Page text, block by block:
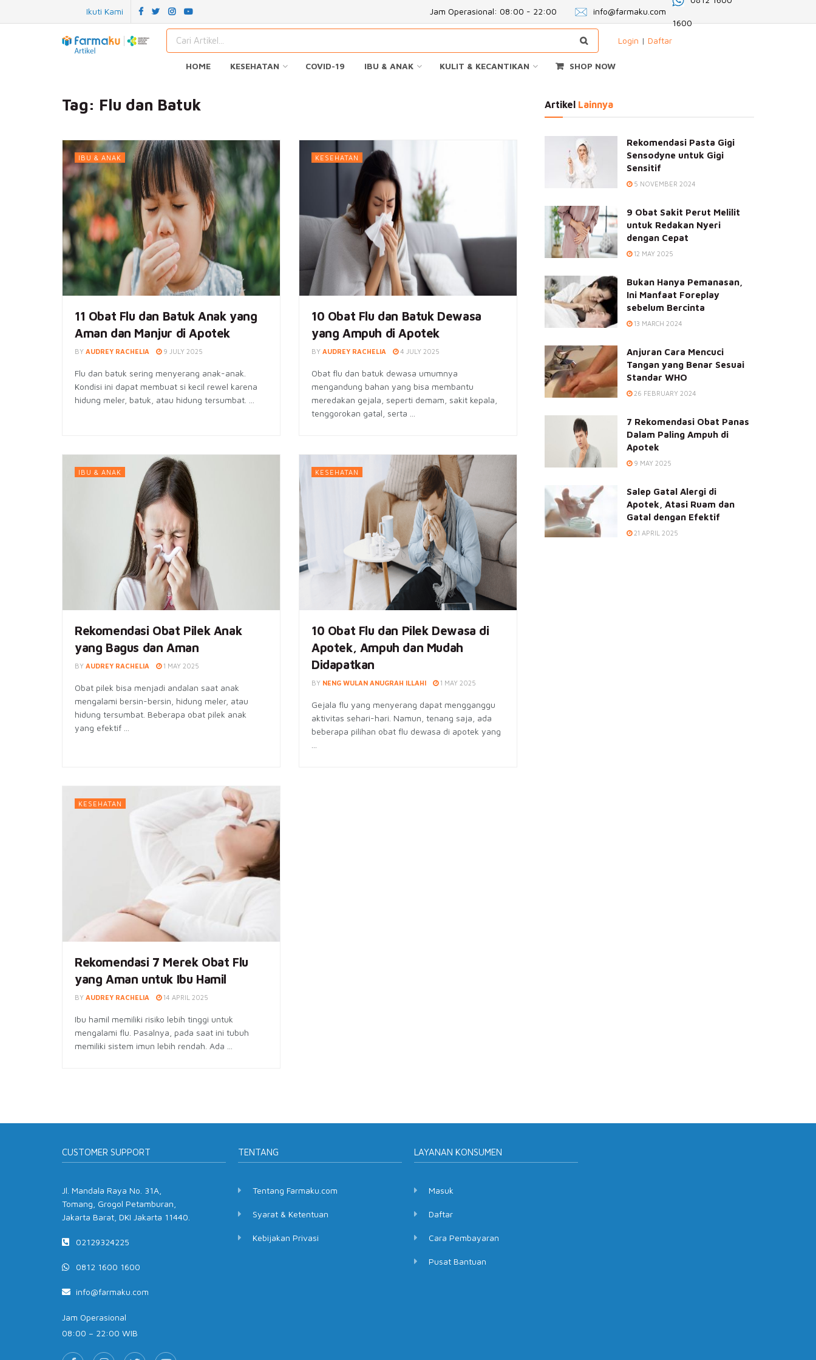
Ikuti Kami Jam Operasional: 08:00 - 22:00 info@farmaku.com
1600
Login | Daftar
HOME KESEHATAN COVID-19 IBU & ANAK KULIT & KECANTIKAN SHOP NOW
Tag: Flu dan Batuk
IBU & ANAK
11 Obat Flu dan Batuk Anak yang
Aman dan Manjur di Apotek
BY AUDREY RACHELIA 9 JULY 2025
Flu dan batuk sering menyerang anak-anak.
Kondisi ini dapat membuat si kecil rewel karena
hidung meler, batuk, atau hidung tersumbat. ...
KESEHATAN
10 Obat Flu dan Batuk Dewasa
yang Ampuh di Apotek
BY AUDREY RACHELIA 4 JULY 2025
Obat flu dan batuk dewasa umumnya
mengandung bahan yang bisa membantu
meredakan gejala, seperti demam, sakit kepala,
tenggorokan gatal, serta ...
IBU & ANAK
Rekomendasi Obat Pilek Anak
yang Bagus dan Aman
BY AUDREY RACHELIA 1 MAY 2025
Obat pilek bisa menjadi andalan saat anak
mengalami bersin-bersin, hidung meler, atau
hidung tersumbat. Beberapa obat pilek anak
yang efektif ...
KESEHATAN
10 Obat Flu dan Pilek Dewasa di
Apotek, Ampuh dan Mudah
Didapatkan
BY NENG WULAN ANUGRAH ILLAHI 1 MAY 2025
Gejala flu yang menyerang dapat mengganggu
aktivitas sehari-hari. Namun, tenang saja, ada
beberapa pilihan obat flu dewasa di apotek yang
KESEHATAN
Rekomendasi 7 Merek Obat Flu
yang Aman untuk Ibu Hamil
BY AUDREY RACHELIA 14 APRIL 2025
Ibu hamil memiliki risiko lebih tinggi untuk
mengalami flu. Pasalnya, pada saat ini tubuh
memiliki sistem imun lebih rendah. Ada ...
Artikel Lainnya
Rekomendasi Pasta Gigi
Sensodyne untuk Gigi
Sensitif
5 NOVEMBER 2024
9 Obat Sakit Perut Melilit
untuk Redakan Nyeri
dengan Cepat
12 MAY 2025
Bukan Hanya Pemanasan,
Ini Manfaat Foreplay
sebelum Bercinta
13 MARCH 2024
Anjuran Cara Mencuci
Tangan yang Benar Sesuai
Standar WHO
26 FEBRUARY 2024
7 Rekomendasi Obat Panas
Dalam Paling Ampuh di
Apotek
9 MAY 2025
Salep Gatal Alergi di
Apotek, Atasi Ruam dan
Gatal dengan Efektif
21 APRIL 2025
CUSTOMER SUPPORT
Jl. Mandala Raya No. 31A,
Tomang, Grogol Petamburan,
Jakarta Barat, DKI Jakarta 11440.
02129324225
0812 1600 1600
info@farmaku.com
Jam Operasional
08:00 – 22:00 WIB
TENTANG
Tentang Farmaku.com
Syarat & Ketentuan
Kebijakan Privasi
LAYANAN KONSUMEN
Masuk
Daftar
Cara Pembayaran
Pusat Bantuan